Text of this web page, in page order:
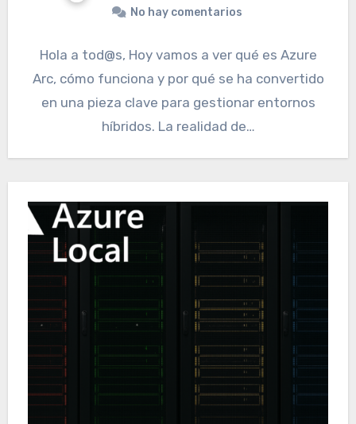
No hay comentarios
Hola a tod@s, Hoy vamos a ver qué es Azure
Arc, cómo funciona y por qué se ha convertido
en una pieza clave para gestionar entornos
híbridos. La realidad de…